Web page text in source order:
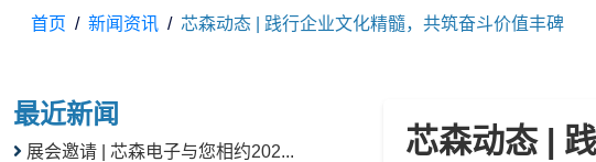
首页 新闻资讯 芯森动态 | 践行企业文化精髓，共筑奋斗价值丰碑
最近新闻
展会邀请 | 芯森电子与您相约202...
芯森动态 |